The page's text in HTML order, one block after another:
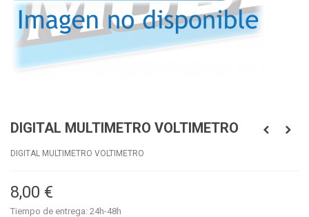
DIGITAL MULTIMETRO VOLTIMETRO
DIGITAL MULTIMETRO VOLTIMETRO
8,00 €
Tiempo de entrega: 24h-48h